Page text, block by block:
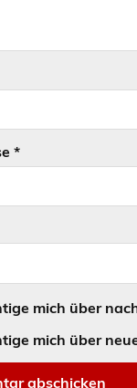
*
mich über
mich über